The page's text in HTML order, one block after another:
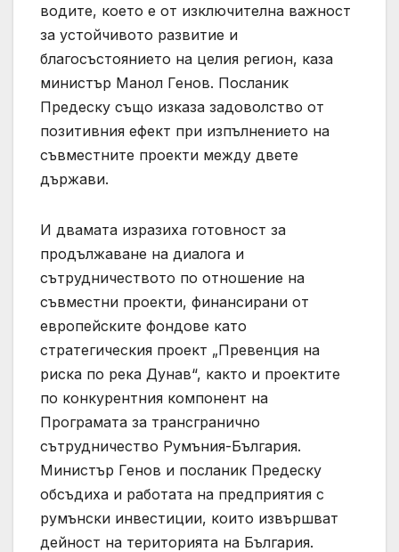
водите, което е от изключителна важност
за устойчивото развитие и
благосъстоянието на целия регион, каза
министър Манол Генов. Посланик
Предеску също изказа задоволство от
позитивния ефект при изпълнението на
съвместните проекти между двете
държави.
И двамата изразиха готовност за
продължаване на диалога и
сътрудничеството по отношение на
съвместни проекти, финансирани от
европейските фондове като
стратегическия проект „Превенция на
риска по река Дунав“, както и проектите
по конкурентния компонент на
Програмата за трансгранично
сътрудничество Румъния-България.
Министър Генов и посланик Предеску
обсъдиха и работата на предприятия с
румънски инвестиции, които извършват
дейност на територията на България.